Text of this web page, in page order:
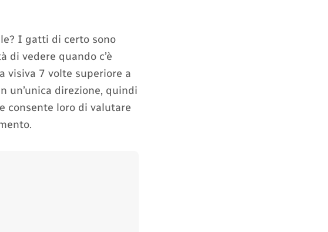
I gatti di certo sono
di vedere quando c’è
visiva 7 volte superiore a
un’unica direzione, quindi
consente loro di valutare